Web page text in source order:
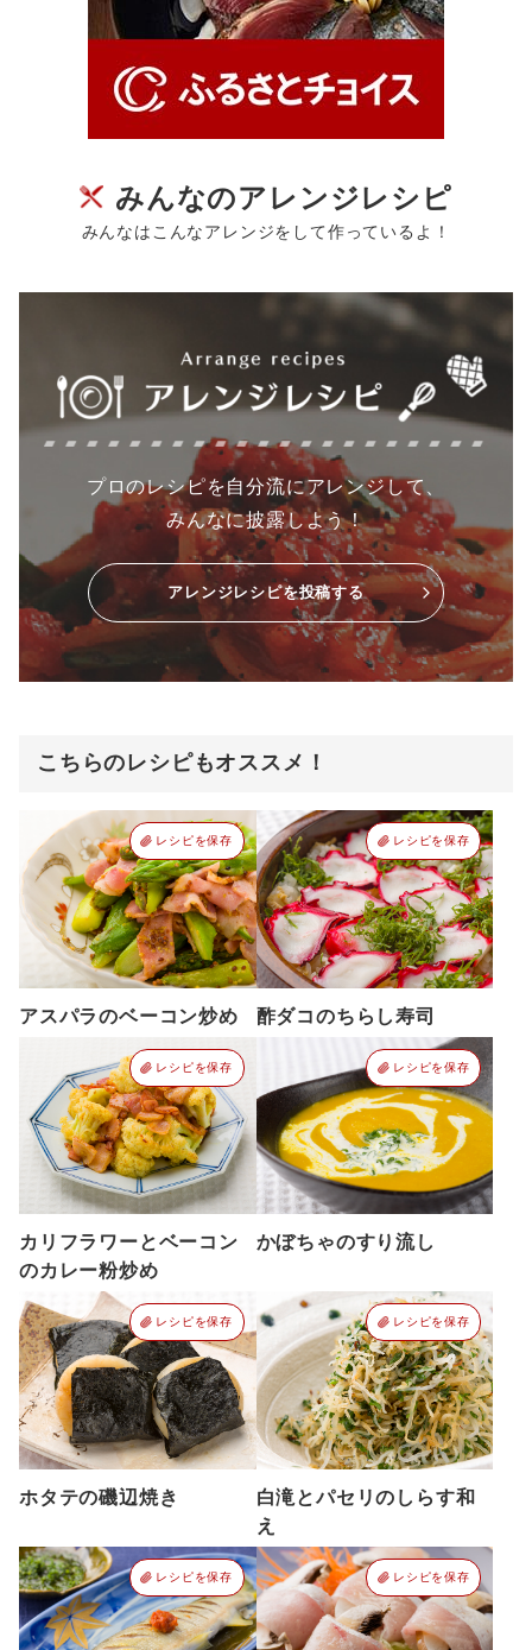
みんなのアレンジレシピ
みんなはこんなアレンジをして作っているよ！
プロのレシピを自分流にアレンジして、
みんなに披露しよう！
アレンジレシピを投稿する
こちらのレシピもオススメ！
レシピを保存
アスパラのベーコン炒め
レシピを保存
酢ダコのちらし寿司
レシピを保存
カリフラワーとベーコン
のカレー粉炒め
レシピを保存
かぼちゃのすり流し
レシピを保存
ホタテの磯辺焼き
レシピを保存
白滝とパセリのしらす和
え
レシピを保存 レシピを保存